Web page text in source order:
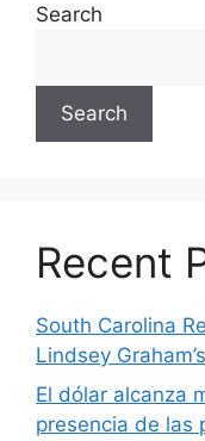
Search
Search
Recent
South Carolina
Lindsey
El dólar alcanza
presencia de las